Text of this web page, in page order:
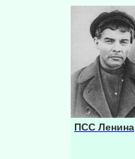
ПСС Ленина